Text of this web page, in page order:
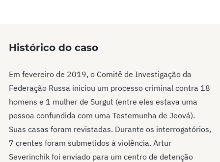
Histórico do caso
Em fevereiro de 2019, o Comitê de Investigação da
Federação Russa iniciou um processo criminal contra 18
homens e 1 mulher de Surgut (entre eles estava uma
pessoa confundida com uma Testemunha de Jeová).
Suas casas foram revistadas. Durante os interrogatórios,
7 crentes foram submetidos à violência. Artur
Severinchik foi enviado para um centro de detenção